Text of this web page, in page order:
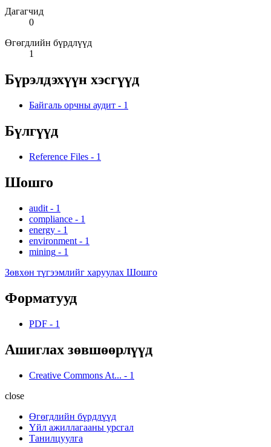
Дагагчид
0
Өгөгдлийн бүрдлүүд
1
Бүрэлдэхүүн хэсгүүд
Байгаль орчны аудит - 1
Бүлгүүд
Reference Files - 1
Шошго
audit - 1
compliance - 1
energy - 1
environment - 1
mining - 1
Зөвхөн түгээмлийг харуулах Шошго
Форматууд
PDF - 1
Ашиглах зөвшөөрлүүд
Creative Commons At... - 1
close
Өгөгдлийн бүрдлүүд
Үйл ажиллагааны урсгал
Танилцуулга